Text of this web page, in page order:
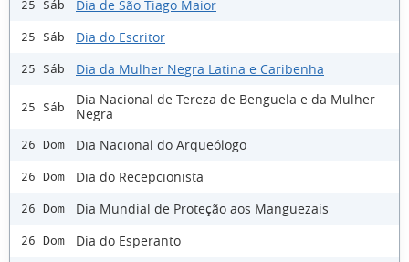
25 Sáb Dia de São Tiago Maior
25 Sáb Dia do Escritor
25 Sáb Dia da Mulher Negra Latina e Caribenha
25 Sáb
Dia Nacional de Tereza de Benguela e da Mulher
Negra
26 Dom Dia Nacional do Arqueólogo
26 Dom Dia do Recepcionista
26 Dom Dia Mundial de Proteção aos Manguezais
26 Dom Dia do Esperanto